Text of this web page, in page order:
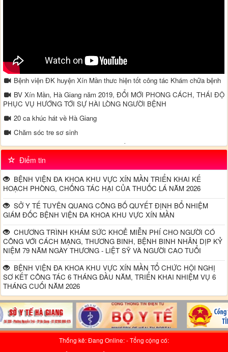
Bệnh viện ĐK huyện Xín Mần thưc hiện tốt công tác Khám chữa bệnh
BV Xín Mần, Hà Giang năm 2019, ĐỔI MỚI PHONG CÁCH, THÁI ĐỘ
PHỤC VỤ HƯỚNG TỚI SỰ HÀI LÒNG NGƯỜI BỆNH
20 ca khúc hát về Hà Giang
Chăm sóc tre sơ sinh
Video truyền thông về bệnh tăng huyết áp - Tại khoa Nội TH - Bệnh
viện đa khoa Xín Mần
Đường dây nong - Bộ Y tế
Điểm tin
BỆNH VIỆN ĐA KHOA KHU VỰC XÍN MẦN TRIỂN KHAI KẾ
HOẠCH PHÒNG, CHỐNG TÁC HẠI CỦA THUỐC LÁ NĂM 2026
SỞ Y TẾ TUYÊN QUANG CÔNG BỐ QUYẾT ĐỊNH BỔ NHIỆM
GIÁM ĐỐC BỆNH VIỆN ĐA KHOA KHU VỰC XÍN MẦN
CHƯƠNG TRÌNH KHÁM SỨC KHOẺ MIỄN PHÍ CHO NGƯỜI CÓ
CÔNG VỚI CÁCH MẠNG, THƯƠNG BINH, BỆNH BINH NHÂN DỊP KỶ
NIỆM 79 NĂM NGÀY THƯƠNG - LIỆT SỸ VÀ NGƯỜI CAO TUỔI
BỆNH VIỆN ĐA KHOA KHU VỰC XÍN MẦN TỔ CHỨC HỘI NGHỊ
SƠ KẾT CÔNG TÁC 6 THÁNG ĐẦU NĂM, TRIỂN KHAI NHIỆM VỤ 6
THÁNG CUỐI NĂM 2026
Thống kê: Đang Online:- Tổng cộng có: